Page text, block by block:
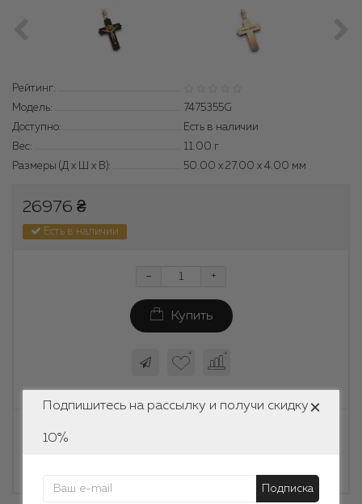
Подпишитесь на рассылку и получи скидку
10%
Подписка
×
Рейтинг:
Модель:
7475355G
Доступно:
Есть в наличии
Вес:
11.00 г
Размеры (Д x Ш x В):
50.00 x 27.00 x 4.00 мм
26976 ₴
Есть в наличии
+
-
Купить
Информация о доставке